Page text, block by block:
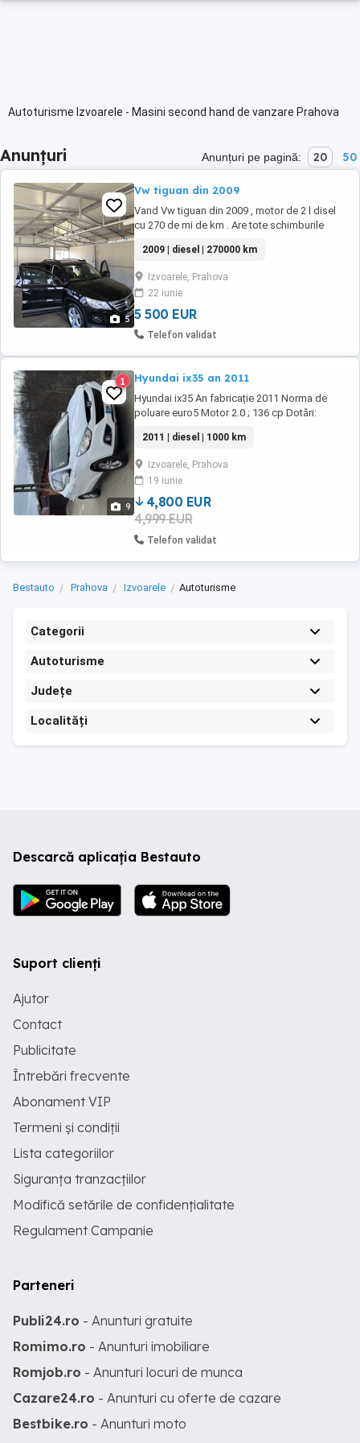
Autoturisme Izvoarele - Masini second hand de vanzare Prahova
Anunțuri Anunțuri pe pagină: 20 50
5
Vw tiguan din 2009
Vand Vw tiguan din 2009 , motor de 2 l disel
cu 270 de mi de km . Are tote schimburile
Masina este 4 4 prevazuta cu carlig de
remorcare . Petru mai multe detali
contactatima pe wattap
2009 | diesel | 270000 km
Izvoarele, Prahova
22 iunie
5 500 EUR
Telefon validat
9
1 Hyundai ix35 an 2011
Hyundai ix35 An fabricație 2011 Norma de
poluare euro5 Motor 2.0 ; 136 cp Dotări:
lumini automate -pilot automat -încălzire în
scaune+banchetele din spate -clima
automată pe 2 zone -panoramic -navigație cu
touch -keyless go și keyless entry -senzori
parcare ...
2011 | diesel | 1000 km
Izvoarele, Prahova
19 iunie
4,800 EUR
4,999 EUR
Telefon validat
Bestauto Prahova Izvoarele Autoturisme
Categorii
Autoturisme
Județe
Localități
Descarcă aplicația Bestauto
Suport clienți
Ajutor
Contact
Publicitate
Întrebări frecvente
Abonament VIP
Termeni și condiții
Lista categoriilor
Siguranța tranzacțiilor
Modifică setările de confidențialitate
Regulament Campanie
Parteneri
Publi24.ro - Anunturi gratuite
Romimo.ro - Anunturi imobiliare
Romjob.ro - Anunturi locuri de munca
Cazare24.ro - Anunturi cu oferte de cazare
Bestbike.ro - Anunturi moto